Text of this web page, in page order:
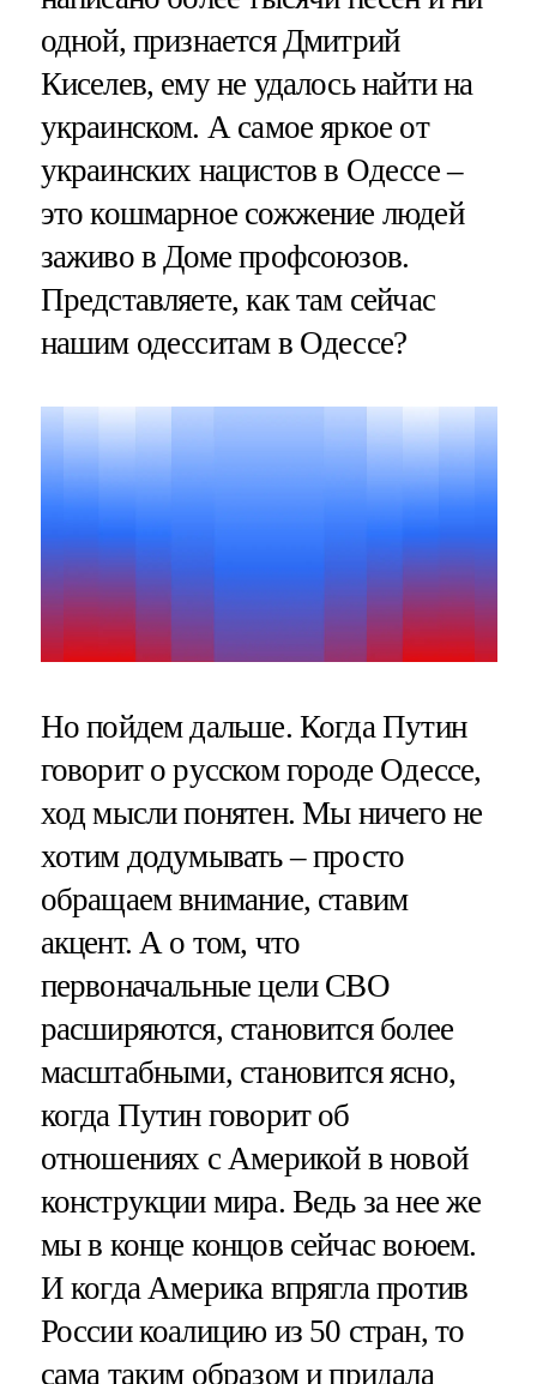
одной, признается Дмитрий
Киселев, ему не удалось найти на
украинском. А самое яркое от
украинских нацистов в Одессе –
это кошмарное сожжение людей
заживо в Доме профсоюзов.
Представляете, как там сейчас
нашим одесситам в Одессе?
Но пойдем дальше. Когда Путин
говорит о русском городе Одессе,
ход мысли понятен. Мы ничего не
хотим додумывать – просто
обращаем внимание, ставим
акцент. А о том, что
первоначальные цели СВО
расширяются, становится более
масштабными, становится ясно,
когда Путин говорит об
отношениях с Америкой в новой
конструкции мира. Ведь за нее же
мы в конце концов сейчас воюем.
И когда Америка впрягла против
России коалицию из 50 стран, то
сама таким образом и придала